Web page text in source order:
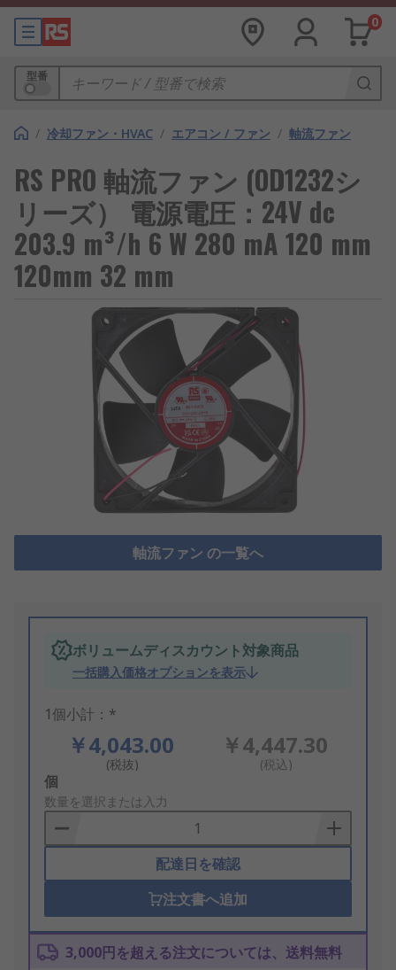
0
型番
/ 冷却ファン・HVAC / エアコン / ファン / 軸流ファン
RS PRO 軸流ファン (OD1232シ
リーズ） 電源電圧：24V dc
203.9 m³/h 6 W 280 mA 120 mm
120mm 32 mm
軸流ファン の一覧へ
ボリュームディスカウント対象商品
一括購入価格オプションを表示
1個小計：*
￥4,043.00
(税抜)
￥4,447.30
(税込)
Add
to
Basket
個
数量を選択または入力
配達日を確認
注文書へ追加
3,000円を超える注文については、送料無料